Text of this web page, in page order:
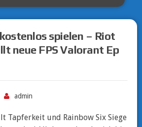
spielen – Riot
neue FPS Valorant Ep
admin
Tapferkeit und Rainbow Six Siege